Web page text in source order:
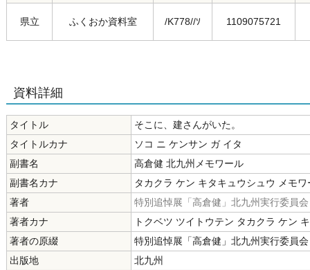
県立 ふくおか資料室 /K778//ｿ 1109075721
資料詳細
タイトル
そこに、建さんがいた。
タイトルカナ
ソコ ニ ケンサン ガ イタ
副書名
高倉健 北九州メモワール
副書名カナ
タカクラ ケン キタキュウシュウ メモワ
著者
特別追悼展「高倉健」北九州実行委員会
著者カナ
トクベツ ツイトウテン タカクラ ケン
著者の原綴
特別追悼展「高倉健」北九州実行委員会
出版地
北九州